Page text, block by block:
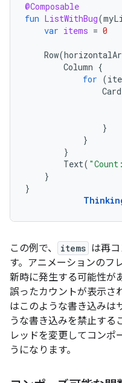
@Composable
fun ListWithBug(
var items = 0
Row(
Column {
for (
Card
}
}
}
Text(
}
}
この例で、 items は再
す。アニメーションのフ
新時に発生する可能性が
誤ったカウントが表示さ
はこのような書き込みは
うな書き込みを禁止する
レッドを変更してコンポ
うになります。